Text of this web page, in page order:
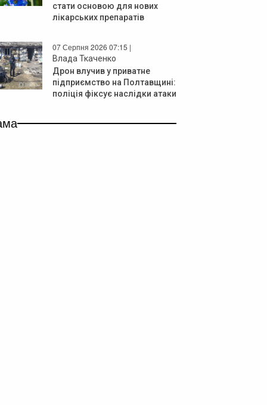
стати основою для нових
лікарських препаратів
07 Серпня 2026 07:15 |
Влада Ткаченко
Дрон влучив у приватне
підприємство на Полтавщині:
поліція фіксує наслідки атаки